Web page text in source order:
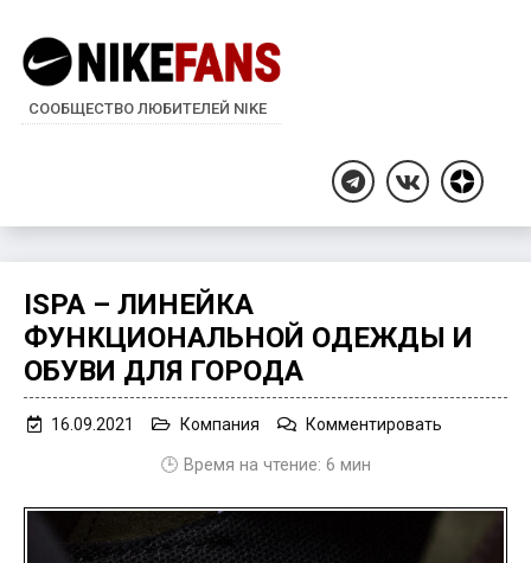
СООБЩЕСТВО ЛЮБИТЕЛЕЙ NIKE
TelegramВКонтакте
Дзен
ISPA – ЛИНЕЙКА
ФУНКЦИОНАЛЬНОЙ ОДЕЖДЫ И
ОБУВИ ДЛЯ ГОРОДА
16.09.2021 Компания Комментировать
🕒 Время на чтение: 6 мин